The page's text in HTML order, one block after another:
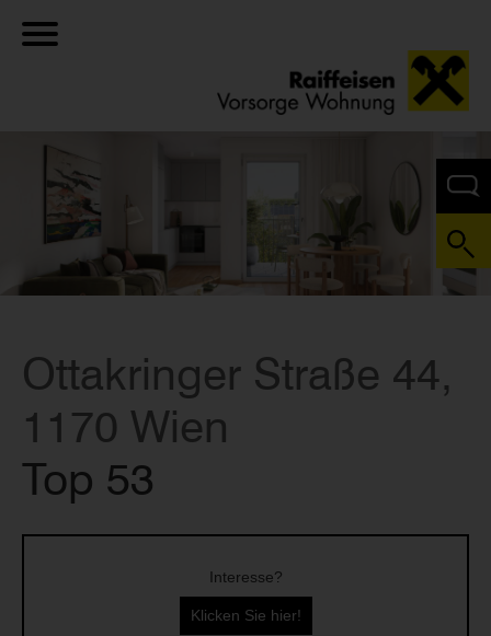
Ottakringer Straße 44,
1170 Wien
Top 53
Interesse?
Klicken Sie hier!